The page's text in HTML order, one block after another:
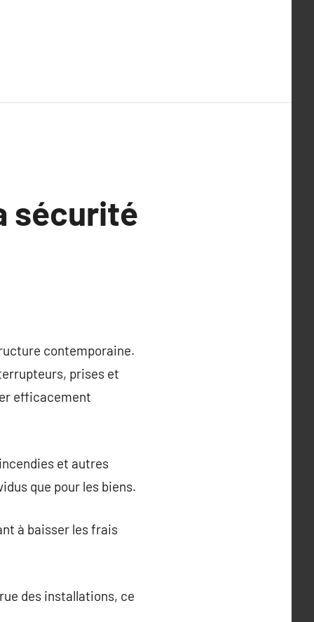
sécurité
contemporaine.
prises et
efficacement
et autres
que pour les biens.
à baisser les frais
des installations, ce